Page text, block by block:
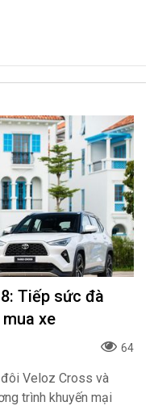
Tiếp sức đà
xe
64
Veloz Cross và
trình khuyến mại